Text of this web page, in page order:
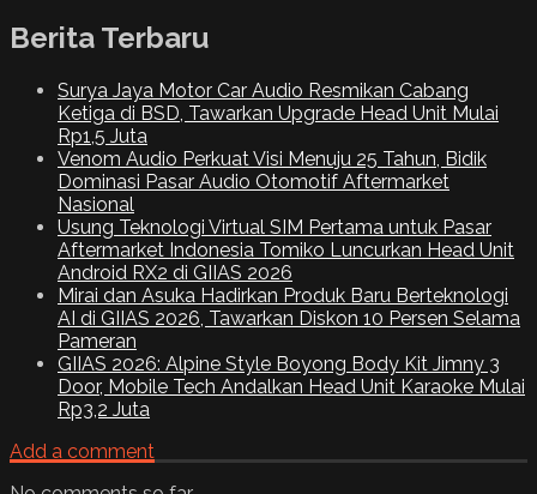
Berita Terbaru
Surya Jaya Motor Car Audio Resmikan Cabang
Ketiga di BSD, Tawarkan Upgrade Head Unit Mulai
Rp1,5 Juta
Venom Audio Perkuat Visi Menuju 25 Tahun, Bidik
Dominasi Pasar Audio Otomotif Aftermarket
Nasional
Usung Teknologi Virtual SIM Pertama untuk Pasar
Aftermarket Indonesia Tomiko Luncurkan Head Unit
Android RX2 di GIIAS 2026
Mirai dan Asuka Hadirkan Produk Baru Berteknologi
AI di GIIAS 2026, Tawarkan Diskon 10 Persen Selama
Pameran
GIIAS 2026: Alpine Style Boyong Body Kit Jimny 3
Door, Mobile Tech Andalkan Head Unit Karaoke Mulai
Rp3,2 Juta
Add a comment